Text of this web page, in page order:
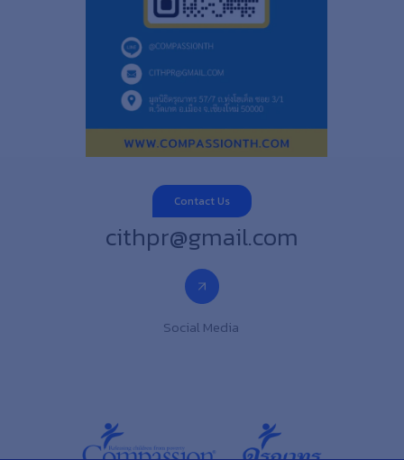
Contact Us
cithpr@gmail.com
Social Media